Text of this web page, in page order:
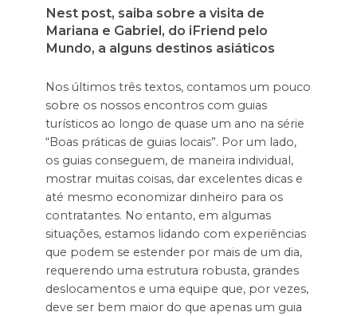
Nest post, saiba sobre a visita de
Mariana e Gabriel, do iFriend pelo
Mundo, a alguns destinos asiáticos
Nos últimos três textos, contamos um pouco
sobre os nossos encontros com guias
turísticos ao longo de quase um ano na série
“Boas práticas de guias locais”. Por um lado,
os guias conseguem, de maneira individual,
mostrar muitas coisas, dar excelentes dicas e
até mesmo economizar dinheiro para os
contratantes. No entanto, em algumas
situações, estamos lidando com experiências
que podem se estender por mais de um dia,
requerendo uma estrutura robusta, grandes
deslocamentos e uma equipe que, por vezes,
deve ser bem maior do que apenas um guia